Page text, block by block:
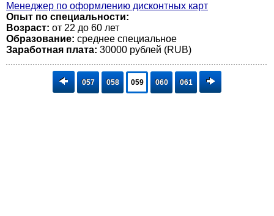
Менеджер по оформлению дисконтных карт
Опыт по специальности:
Возраст: от 22 до 60 лет
Образование: среднее специальное
Заработная плата: 30000 рублей (RUB)
057 058 059 060 061